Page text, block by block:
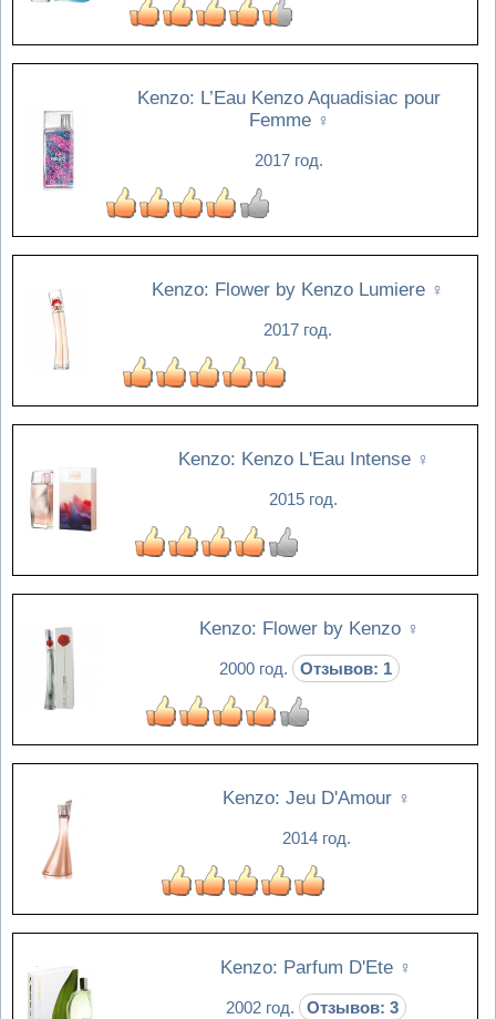
Kenzo: L’Eau Kenzo Aquadisiac pour
Femme ♀
2017 год.
Kenzo: Flower by Kenzo Lumiere ♀
2017 год.
Kenzo: Kenzo L'Eau Intense ♀
2015 год.
Kenzo: Flower by Kenzo ♀
2000 год. Отзывов: 1
Kenzo: Jeu D'Amour ♀
2014 год.
Kenzo: Parfum D'Ete ♀
2002 год. Отзывов: 3